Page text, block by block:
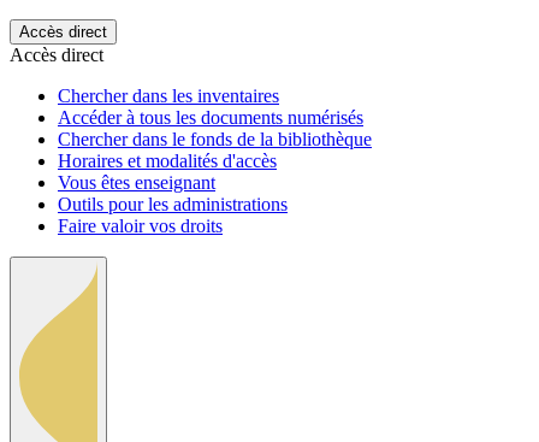
Accès direct
Accès direct
Chercher dans les inventaires
Accéder à tous les documents numérisés
Chercher dans le fonds de la bibliothèque
Horaires et modalités d'accès
Vous êtes enseignant
Outils pour les administrations
Faire valoir vos droits